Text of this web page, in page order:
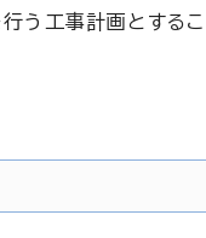
う工事計画とするこ